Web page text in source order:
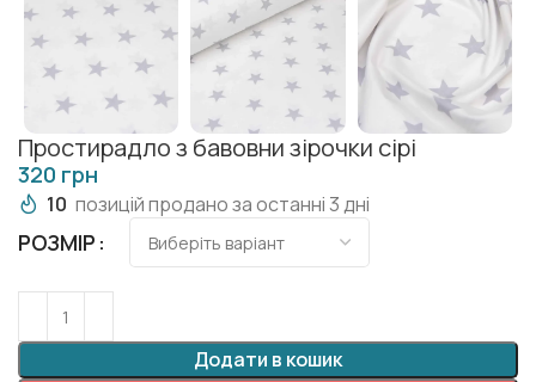
Простирадло з бавовни зірочки сірі
грн
10 позицій продано за останні 3 дні
РОЗМІР
Додати в кошик